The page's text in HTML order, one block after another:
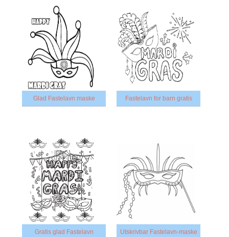
Glad Fastelavn maske Fastelavn for barn gratis
Gratis glad Fastelavn Utskrivbar Fastelavn-maske